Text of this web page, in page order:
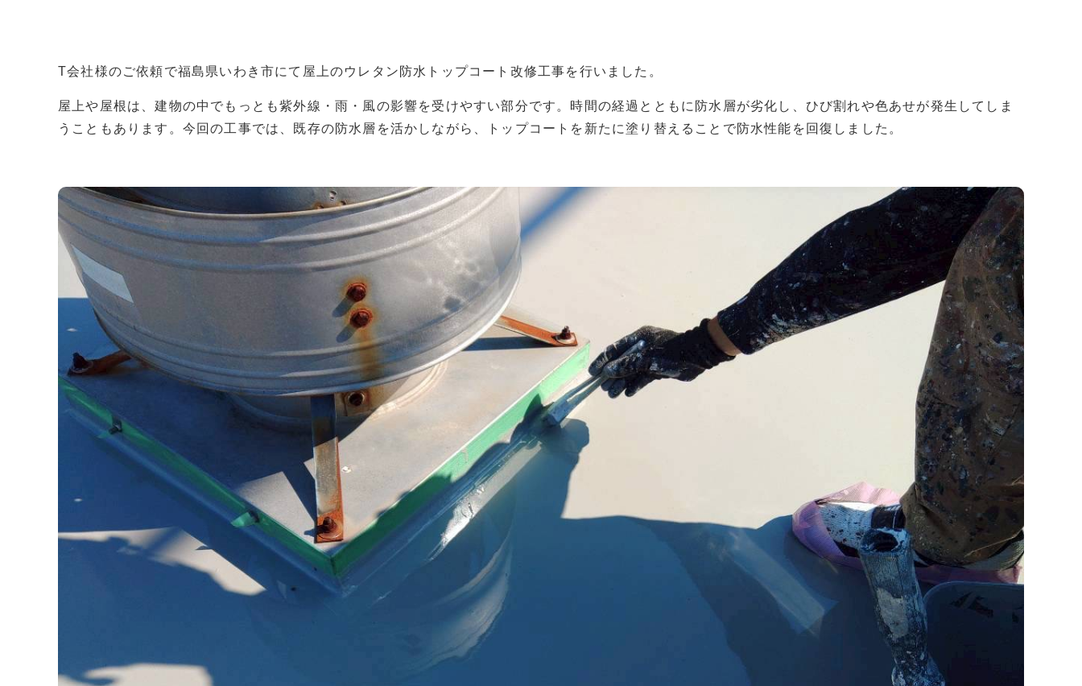
T会社様のご依頼で福島県いわき市にて屋上のウレタン防水トップコート改修工事を行いました。
屋上や屋根は、建物の中でもっとも紫外線・雨・風の影響を受けやすい部分です。時間の経過とともに防水層が劣化し、ひび割れや色あせが発生してしま
うこともあります。今回の工事では、既存の防水層を活かしながら、トップコートを新たに塗り替えることで防水性能を回復しました。